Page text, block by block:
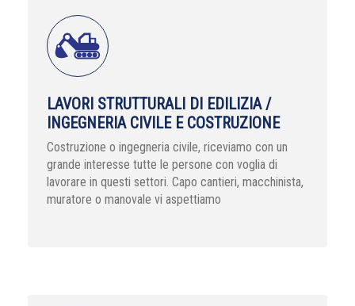
LAVORI STRUTTURALI DI EDILIZIA /
INGEGNERIA CIVILE E COSTRUZIONE
Costruzione o ingegneria civile, riceviamo con un
grande interesse tutte le persone con voglia di
lavorare in questi settori. Capo cantieri, macchinista,
muratore o manovale vi aspettiamo